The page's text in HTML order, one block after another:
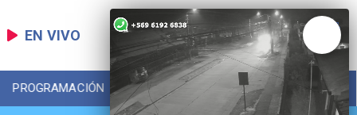
EN VIVO
PROGRAMACIÓN LOCAL DEPORTES